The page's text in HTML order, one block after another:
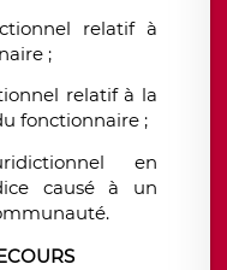
relatif à
;
relatif à la
fonctionnaire ;
en
causé à un